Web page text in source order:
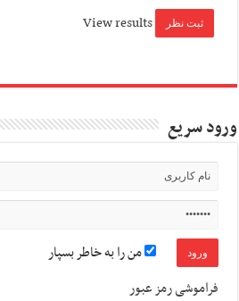
View results
ورود سریع
من را به خاطر بسپار
فراموشی رمز عبور